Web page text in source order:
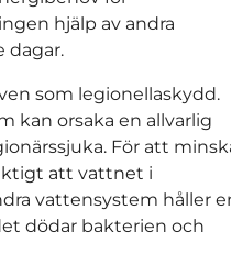
hjälp av andra
dagar.
som legionellaskydd.
kan orsaka en allvarlig
För att
att vattnet i
vattensystem håller
dödar bakterien och